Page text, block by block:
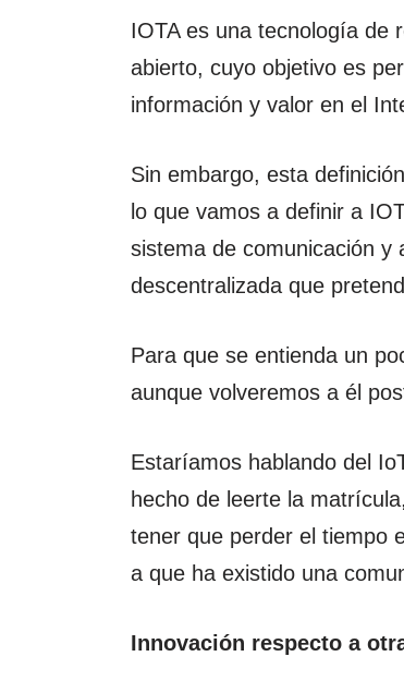
IOTA es una tecnología de
abierto, cuyo objetivo es
información y valor en el
Sin embargo, esta
lo que vamos a definir a
sistema de comunicación y
descentralizada que
Para que se entienda un
aunque volveremos a él
Estaríamos hablando del
hecho de leerte la
tener que perder el tiempo
a que ha existido una
Innovación respecto a